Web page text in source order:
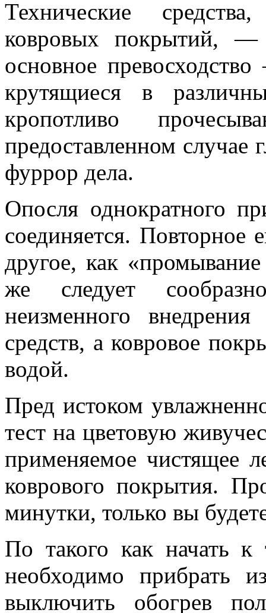
Технические
ковровых покрытий,
основное
крутящиеся в
кропотливо
предоставленном
фуррор дела.
Опосля однократного
соединяется. Повторное
другое, как
же следует
неизменного
средств, а ковровое
водой.
Пред истоком
тест на цветовую
применяемое чистящее
коврового покрытия.
минутки, только вы
По такого как начать к
необходимо прибрать
выключить обогрев